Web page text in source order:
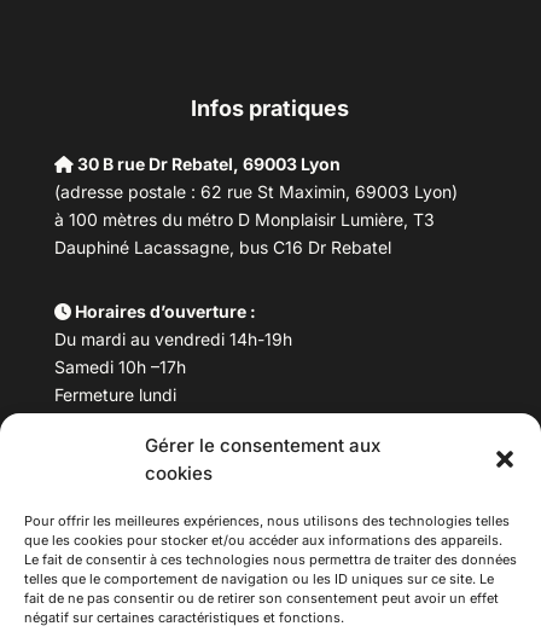
Gérer le consentement aux
cookies
Pour offrir les meilleures expériences, nous utilisons des technologies telles
que les cookies pour stocker et/ou accéder aux informations des appareils.
Le fait de consentir à ces technologies nous permettra de traiter des données
telles que le comportement de navigation ou les ID uniques sur ce site. Le
fait de ne pas consentir ou de retirer son consentement peut avoir un effet
négatif sur certaines caractéristiques et fonctions.
Infos pratiques
30 B rue Dr Rebatel, 69003 Lyon
(adresse postale : 62 rue St Maximin, 69003 Lyon)
à 100 mètres du métro D Monplaisir Lumière, T3
Dauphiné Lacassagne, bus C16 Dr Rebatel
Horaires d’ouverture :
Du mardi au vendredi 14h-19h
Samedi 10h –17h
Fermeture lundi
Téléphone : 04 78 53 06 40
maisondesculturesasiatiques@asiexpo.com